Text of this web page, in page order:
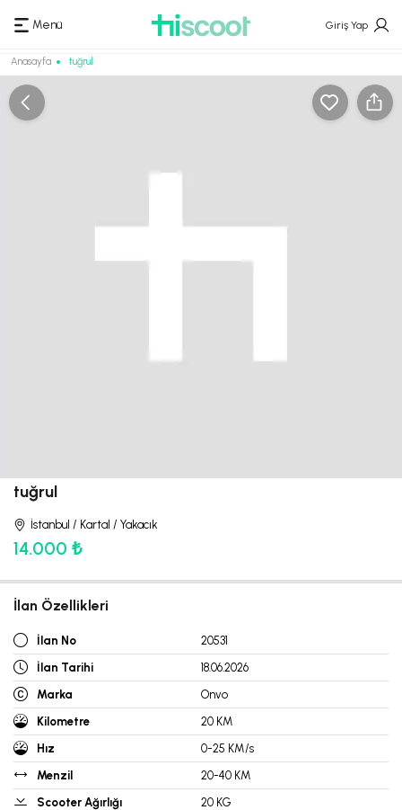
Menü Giriş Yap
Anasayfa tuğrul
tuğrul
İstanbul / Kartal / Yakacık
14.000 ₺
İlan Özellikleri
İlan No
20531
İlan Tarihi
18.06.2026
Marka
Onvo
Kilometre
20 KM
Hız
0-25 KM/s
Menzil
20-40 KM
Scooter Ağırlığı
20 KG